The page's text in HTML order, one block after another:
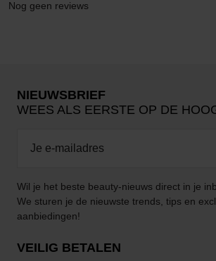
Nog geen reviews
NIEUWSBRIEF
WEES ALS EERSTE OP DE
Wil je het beste beauty-nieuws direct in je
We sturen je de nieuwste trends, tips en
aanbiedingen!
VEILIG BETALEN